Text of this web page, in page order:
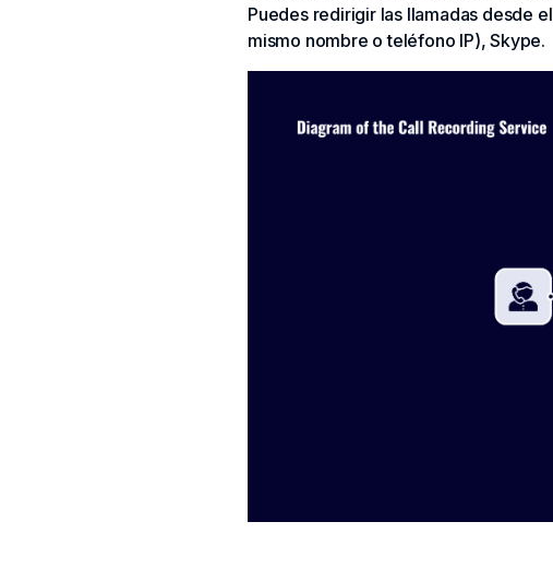
Puedes redirigir las llamadas desde
mismo nombre o teléfono IP), Skype.